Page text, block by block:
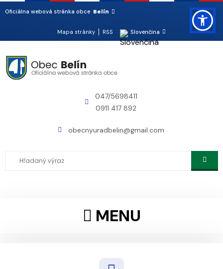
Oficiálna webová stránka obce Belín
Mapa stránky RSS Slovenčina
047/5698411
0911 417 892
obecnyuradbelin@gmail.com
MENU